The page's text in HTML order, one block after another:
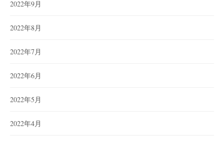
2022年9月
2022年8月
2022年7月
2022年6月
2022年5月
2022年4月